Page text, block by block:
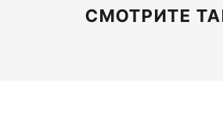
СМОТРИТЕ